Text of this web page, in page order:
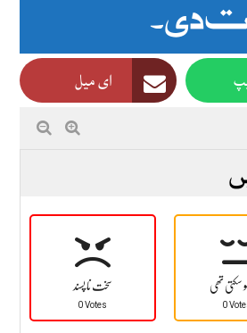
ای میل
سخت نا پسند
0 Votes
سکتی تھی
0